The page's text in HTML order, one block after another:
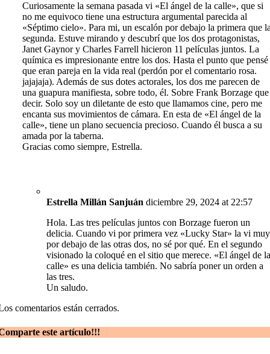
Curiosamente la semana pasada vi «El ángel de la calle», que si
no me equivoco tiene una estructura argumental parecida al
«Séptimo cielo». Para mi, un escalón por debajo la primera que
segunda. Estuve mirando y descubrí que los dos protagonistas,
Janet Gaynor y Charles Farrell hicieron 11 películas juntos. La
química es impresionante entre los dos. Hasta el punto que pensé
que eran pareja en la vida real (perdón por el comentario rosa.
jajajaja). Además de sus dotes actorales, los dos me parecen de
una guapura manifiesta, sobre todo, él. Sobre Frank Borzage que
decir. Solo soy un diletante de esto que llamamos cine, pero me
encanta sus movimientos de cámara. En esta de «El ángel de la
calle», tiene un plano secuencia precioso. Cuando él busca a su
amada por la taberna.
Gracias como siempre, Estrella.
Estrella Millán Sanjuán diciembre 29, 2024 at 22:57
Hola. Las tres películas juntos con Borzage fueron un
delicia. Cuando vi por primera vez «Lucky Star» la vi muy
por debajo de las otras dos, no sé por qué. En el segundo
visionado la coloqué en el sitio que merece. «El ángel de
calle» es una delicia también. No sabría poner un orden a
las tres.
Un saludo.
comentarios están cerrados.
este artículo!!!